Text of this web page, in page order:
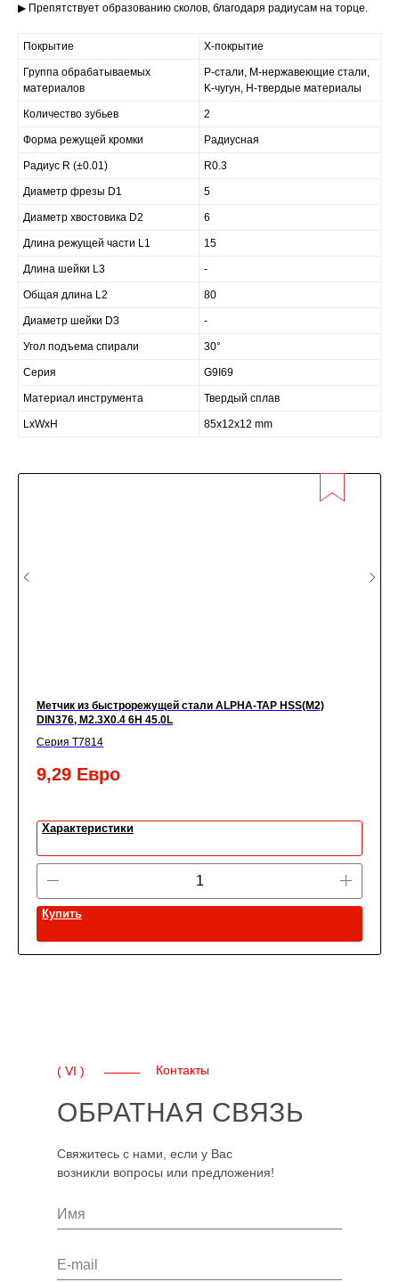
▶ Препятствует образованию сколов, благодаря радиусам на торце.
Покрытие X-покрытие
Группа обрабатываемых
материалов
P-стали, M-нержавеющие стали,
K-чугун, H-твердые материалы
Количество зубьев 2
Форма режущей кромки Радиусная
Радиус R (±0.01) R0.3
Диаметр фрезы D1 5
Диаметр хвостовика D2 6
Длина режущей части L1 15
Длина шейки L3 -
Общая длина L2 80
Диаметр шейки D3 -
Угол подъема спирали 30°
Серия G9I69
Материал инструмента Твердый сплав
LxWxH 85x12x12 mm
Метчик из быстрорежущей стали ALPHA-TAP HSS(M2)
DIN376, M2.3X0.4 6H 45.0L
Серия T7814
9,29 Евро
Характеристики
Купить
ОБРАТНАЯ СВЯЗЬ
Свяжитесь с нами, если у Вас
возникли вопросы или предложения!
( VI ) Контакты